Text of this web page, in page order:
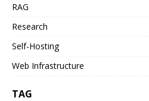
RAG
Research
Self-Hosting
Web Infrastructure
TAG